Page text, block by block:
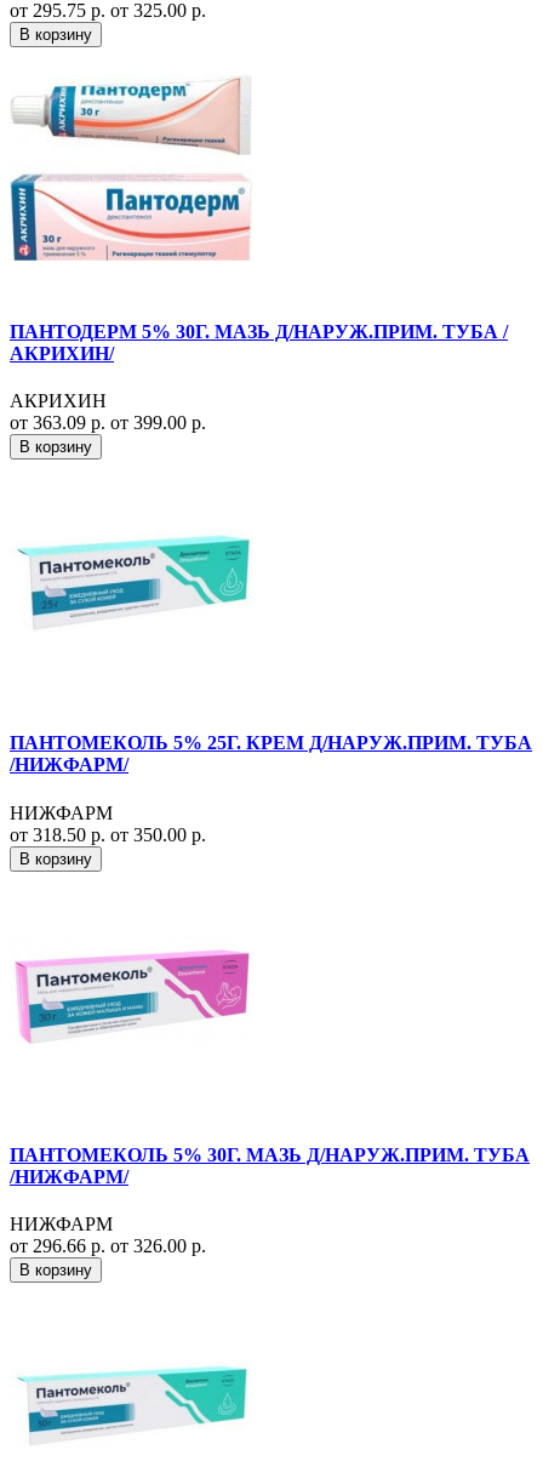
от 295.75 р. от 325.00 р.
В корзину
ПАНТОДЕРМ 5% 30Г. МАЗЬ Д/НАРУЖ.ПРИМ. ТУБА /
АКРИХИН/
АКРИХИН
от 363.09 р. от 399.00 р.
В корзину
ПАНТОМЕКОЛЬ 5% 25Г. КРЕМ Д/НАРУЖ.ПРИМ. ТУБА
/НИЖФАРМ/
НИЖФАРМ
от 318.50 р. от 350.00 р.
В корзину
ПАНТОМЕКОЛЬ 5% 30Г. МАЗЬ Д/НАРУЖ.ПРИМ. ТУБА
/НИЖФАРМ/
НИЖФАРМ
от 296.66 р. от 326.00 р.
В корзину